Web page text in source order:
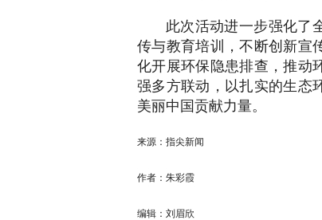
此次活动进一步强化了
传与教育培训，不断创新宣
化开展环保隐患排查，推动
强多方联动，以扎实的生态
美丽中国贡献力量。
来源：指尖新闻
作者：朱彩霞
编辑：刘眉欣